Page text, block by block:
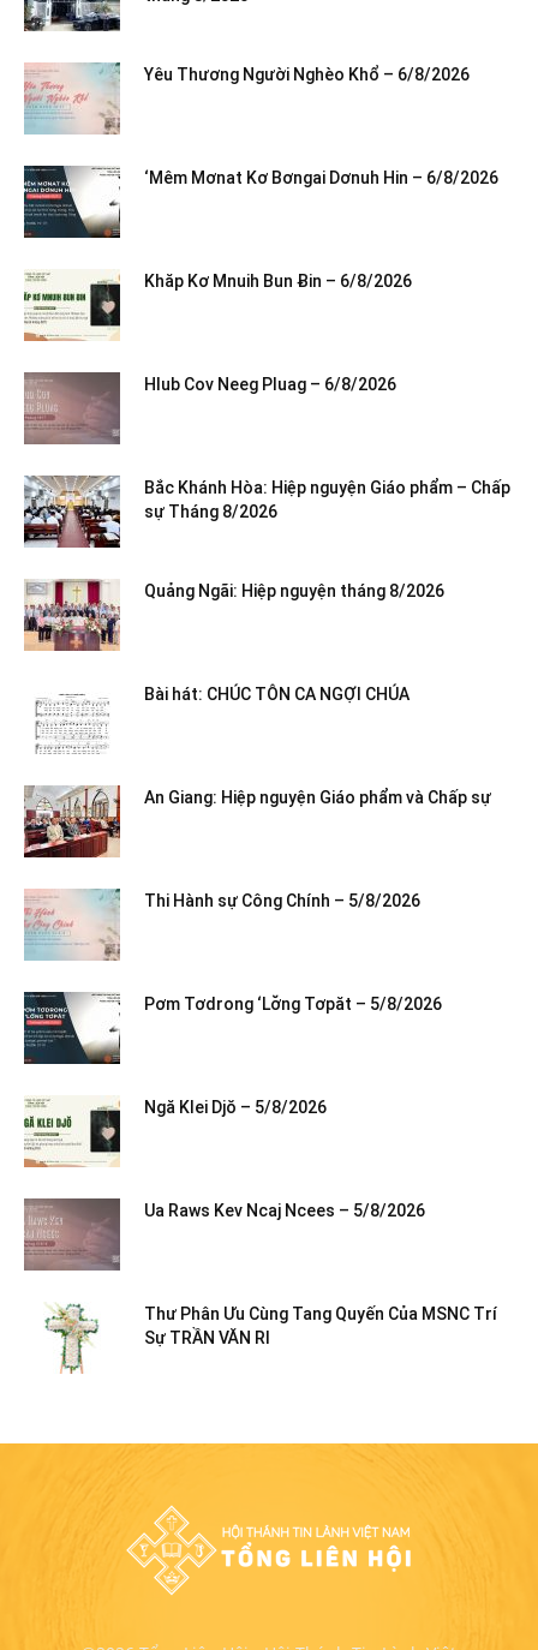
Yêu Thương Người Nghèo Khổ – 6/8/2026
‘Mêm Mơnat Kơ Bơngai Dơnuh Hin – 6/8/2026
Khăp Kơ Mnuih Bun Ƀin – 6/8/2026
Hlub Cov Neeg Pluag – 6/8/2026
Bắc Khánh Hòa: Hiệp nguyện Giáo phẩm – Chấp
sự Tháng 8/2026
Quảng Ngãi: Hiệp nguyện tháng 8/2026
Bài hát: CHÚC TÔN CA NGỢI CHÚA
An Giang: Hiệp nguyện Giáo phẩm và Chấp sự
Thi Hành sự Công Chính – 5/8/2026
Pơm Tơdrong ‘Lơ̆ng Tơpăt – 5/8/2026
Ngă Klei Djŏ – 5/8/2026
Ua Raws Kev Ncaj Ncees – 5/8/2026
Thư Phân Ưu Cùng Tang Quyến Của MSNC Trí
Sự TRẦN VĂN RI